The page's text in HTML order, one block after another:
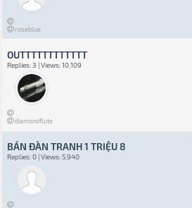
roseblue
OUTTTTTTTTTTTT
Replies: 3 | Views: 10,109
diamondflute
BÁN ĐÀN TRANH 1 TRIỆU 8
Replies: 0 | Views: 5,940